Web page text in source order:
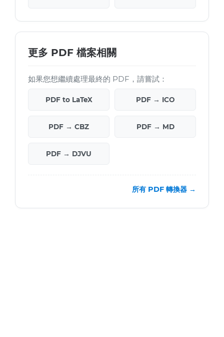
更多 PDF 檔案相關
如果您想繼續處理最終的 PDF，請嘗試：
PDF to LaTeX PDF → ICO
PDF → CBZ PDF → MD
PDF → DJVU
所有 PDF 轉換器 →